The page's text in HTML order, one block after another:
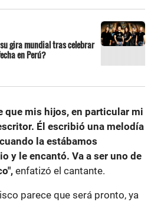
gira mundial tras celebrar
en Perú?
que mis hijos, en particular mi
Él escribió una melodía
la estábamos
y le encantó. Va a ser uno de
enfatizó el cantante.
parece que será pronto, ya